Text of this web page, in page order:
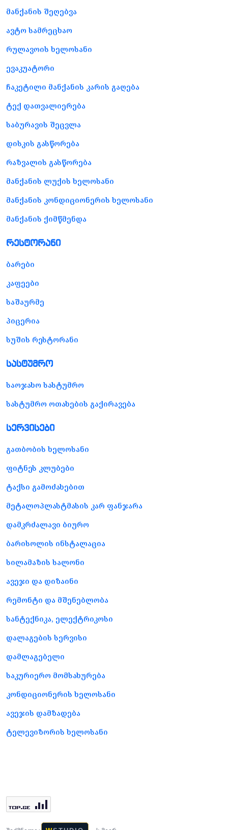
მანქანის შეღებვა
ავტო სამრეცხაო
რულავოის ხელოსანი
ევაკუატორი
ჩაკეტილი მანქანის კარის გაღება
ტექ დათვალიერება
საბურავის შეცვლა
დისკის გასწორება
რაზვალის გასწორება
მანქანის ლუქის ხელოსანი
მანქანის კონდიციონერის ხელოსანი
მანქანის ქიმწმენდა
რესტორანი
ბარები
კაფეები
საშაურმე
პიცერია
სუშის რესტორანი
სასტუმრო
საოჯახო სასტუმრო
სასტუმრო ოთახების გაქირავება
სერვისები
გათბობის ხელოსანი
ფიტნეს კლუბები
ტაქსი გამოძახებით
მეტალოპლასტმასის კარ ფანჯარა
დამკრძალავი ბიურო
ბარისოლის ინსტალაცია
სილამაზის სალონი
ავეჯი და დიზაინი
რემონტი და მშენებლობა
სანტექნიკა, ელექტრიკოსი
დალაგების სერვისი
დამლაგებელი
საკურიერო მომსახურება
კონდიციონერის ხელოსანი
ავეჯის დამზადება
ტელევიზორის ხელოსანი